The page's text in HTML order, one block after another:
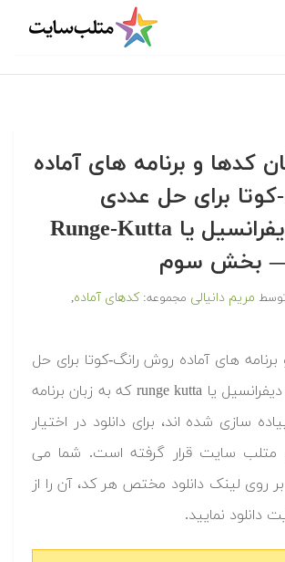
کدها و برنامه های آماده
برای حل عددی
معادلات دیفرانسیل یا Runge-Kutta
مریم دانیالی مجموعه:کدهای آماده,
برنامه های آماده روش رانگ-کوتا برای حل
عددی معادلات دیفرانسیل یا runge kutta که به زبان برنامه
سازی شده اند، برای دانلود در اختیار
متلب سایت قرار گرفته است. شما می
بر روی لینک دانلود مختص هر کد، آن را از
دانلود نمایید.‬